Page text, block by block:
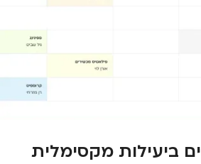
ביעילות מקסימלית